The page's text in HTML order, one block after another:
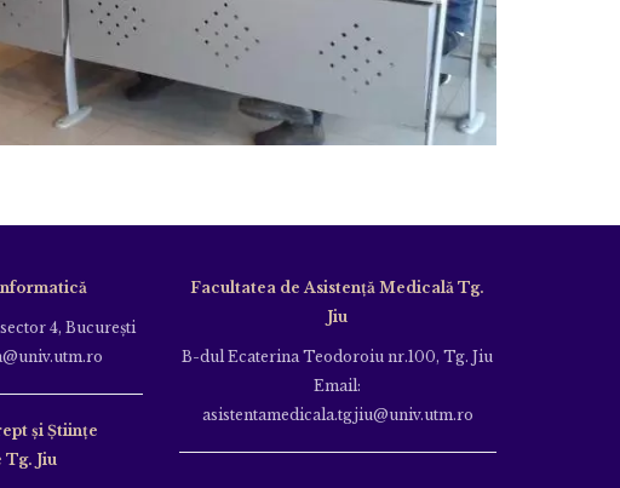
4, Bucureşti
și Științe
Jiu
Facultatea de Asistență Medicală Tg.
Jiu
B-dul Ecaterina Teodoroiu nr.100, Tg. Jiu
Email:
asistentamedicala.tgjiu@univ.utm.ro